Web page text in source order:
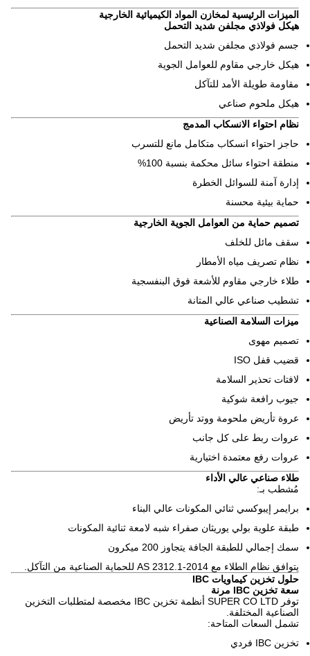
الميزات الرئيسية لمخازن المواد الكيميائية الخارجية
هيكل فولاذي مجلفن شديد التحمل
جسم فولاذي مجلفن شديد التحمل
هيكل خارجي مقاوم للعوامل الجوية
مقاومة طويلة الأمد للتآكل
هيكل ملحوم صناعي
نظام احتواء الانسكاب المدمج
حاجز احتواء انسكاب متكامل مانع للتسرب
منطقة احتواء سائل محكمة بنسبة 100%
إدارة آمنة للسوائل الخطرة
حماية بيئية محسنة
تصميم حماية من العوامل الجوية الخارجية
سقف مائل للخلف
نظام تصريف مياه الأمطار
طلاء خارجي مقاوم للأشعة فوق البنفسجية
تشطيب صناعي عالي المتانة
ميزات السلامة الصناعية
تصميم مهوى
قضيب قفل ISO
لافتات تحذير السلامة
جيوب رافعة شوكية
عروة تأريض ملحومة ووتد تأريض
عروات ربط على كل جانب
عروات رفع معتمدة اختيارية
طلاء صناعي عالي الأداء
مُشطب بـ:
برايمر إيبوكسي ثنائي المكونات عالي البناء
طبقة علوية بولي يوريثان صفراء شبه لامعة ثنائية المكونات
سمك إجمالي للطبقة الجافة يتجاوز 200 ميكرون
يتوافق نظام الطلاء مع AS 2312.1-2014 للحماية الصناعية من التآكل.
حلول تخزين كيماويات IBC
سعة تخزين IBC مرنة
توفر SUPER CO LTD أنظمة تخزين IBC مخصصة لمتطلبات التخزين
الصناعية المختلفة.
تشمل السعات المتاحة:
تخزين IBC فردي